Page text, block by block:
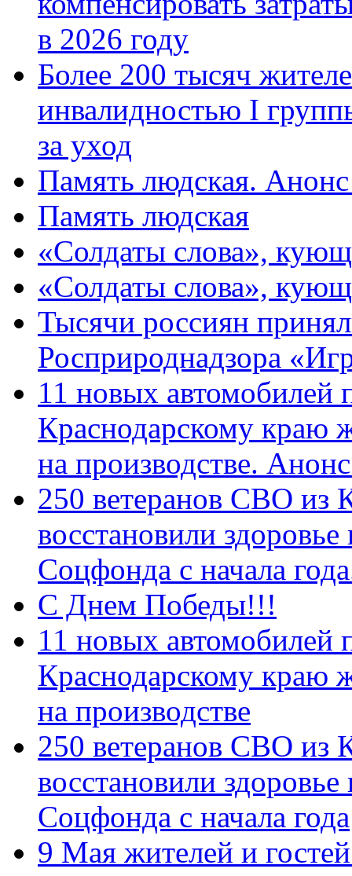
в 2026 году
Более 200 тысяч
инвалидностью I
за уход
Память людская.
Память людская
«Солдаты слова»,
«Солдаты слова»,
Тысячи россиян
Росприроднадзора
11 новых автомобилей
Краснодарскому краю
на производстве.
250 ветеранов СВО из
восстановили
Соцфонда с начала
С Днем Победы!!!
11 новых автомобилей
Краснодарскому краю
на производстве
250 ветеранов СВО из
восстановили
Соцфонда с начала года
9 Мая жителей и